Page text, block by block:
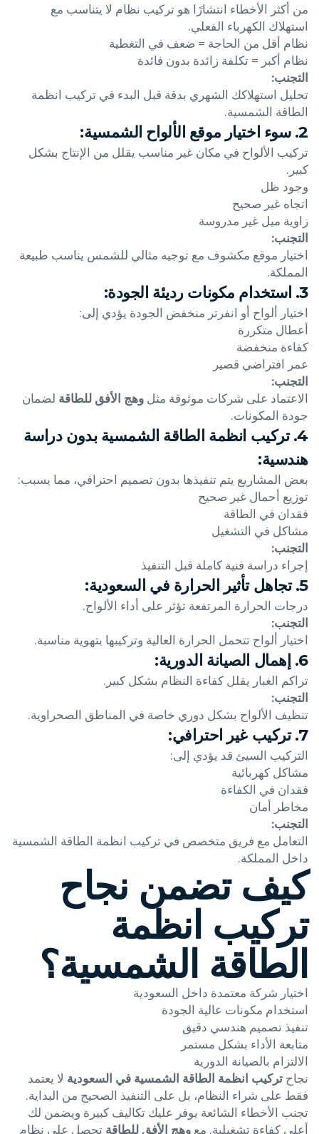
من أكثر الأخطاء انتشارًا هو تركيب نظام لا يتناسب مع
استهلاك الكهرباء الفعلي.
نظام أقل من الحاجة = ضعف في التغطية
نظام أكبر = تكلفة زائدة بدون فائدة
التجنب:
تحليل استهلاكك الشهري بدقة قبل البدء في تركيب انظمة
الطاقة الشمسية.
2. سوء اختيار موقع الألواح الشمسية:
تركيب الألواح في مكان غير مناسب يقلل من الإنتاج بشكل
كبير.
وجود ظل
اتجاه غير صحيح
زاوية ميل غير مدروسة
التجنب:
اختيار موقع مكشوف مع توجيه مثالي للشمس يناسب طبيعة
المملكة.
3. استخدام مكونات رديئة الجودة:
اختيار ألواح أو انفرتر منخفض الجودة يؤدي إلى:
أعطال متكررة
كفاءة منخفضة
عمر افتراضي قصير
التجنب:
الاعتماد على شركات موثوقة مثل وهج الأفق للطاقة لضمان
جودة المكونات.
4. تركيب انظمة الطاقة الشمسية بدون دراسة
هندسية:
بعض المشاريع يتم تنفيذها بدون تصميم احترافي، مما يسبب:
توزيع أحمال غير صحيح
فقدان في الطاقة
مشاكل في التشغيل
التجنب:
إجراء دراسة فنية كاملة قبل التنفيذ
5. تجاهل تأثير الحرارة في السعودية:
درجات الحرارة المرتفعة تؤثر على أداء الألواح.
التجنب:
اختيار ألواح تتحمل الحرارة العالية وتركيبها بتهوية مناسبة.
6. إهمال الصيانة الدورية:
تراكم الغبار يقلل كفاءة النظام بشكل كبير.
التجنب:
تنظيف الألواح بشكل دوري خاصة في المناطق الصحراوية.
7. تركيب غير احترافي:
التركيب السيئ قد يؤدي إلى:
مشاكل كهربائية
فقدان في الكفاءة
مخاطر أمان
التجنب:
التعامل مع فريق متخصص في تركيب انظمة الطاقة الشمسية
داخل المملكة.
كيف تضمن نجاح
تركيب انظمة
الطاقة الشمسية؟
اختيار شركة معتمدة داخل السعودية
استخدام مكونات عالية الجودة
تنفيذ تصميم هندسي دقيق
متابعة الأداء بشكل مستمر
الالتزام بالصيانة الدورية
نجاح تركيب انظمة الطاقة الشمسية في السعودية لا يعتمد
فقط على شراء النظام، بل على التنفيذ الصحيح من البداية.
تجنب الأخطاء الشائعة يوفر عليك تكاليف كبيرة ويضمن لك
أعلى كفاءة تشغيلية. مع وهج الأفق للطاقة تحصل على نظام